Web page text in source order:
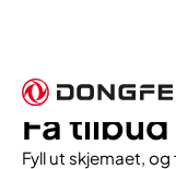
Få tilbud
Fyll ut skjemaet,